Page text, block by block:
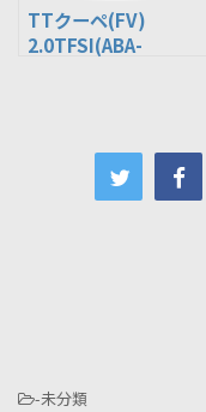
TTクーペ(FV)
2.0TFSI(ABA-
-未分類